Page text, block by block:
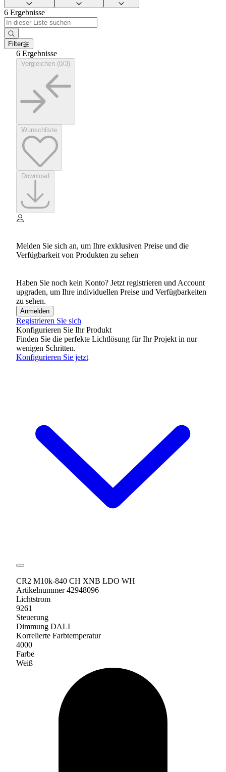
bis zu 195 lm/W
6 Ergebnisse
Filter
6 Ergebnisse
Melden Sie sich an, um Ihre exklusiven Preise und die
Verfügbarkeit von Produkten zu sehen
Haben Sie noch kein Konto? Jetzt registrieren und Account
upgraden, um Ihre individuellen Preise und Verfügbarkeiten
zu sehen.
Anmelden
Registrieren Sie sich
Konfigurieren Sie Ihr Produkt
Finden Sie die perfekte Lichtlösung für Ihr Projekt in nur
wenigen Schritten.
Konfigurieren Sie jetzt
CR2 M10k-840 CH XNB LDO WH
Artikelnummer 42948096
Lichtstrom
9261
Steuerung
Dimmung DALI
Korrelierte Farbtemperatur
4000
Farbe
Weiß